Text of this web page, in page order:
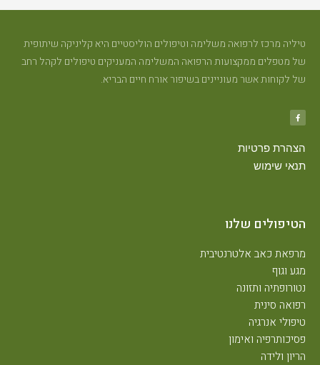
טיליה מרכז לרפואה משלימה וטיפולים הוליסטיים היא קליניקה שיתופית
של מטפלים ממקצועות הרפואה המשלימה המעניקים טיפולים לקהל רחב
של לקוחות אשר מעוניינים בשיפור אורח חיים הבריא.
הצהרת פרטיות
תנאי שימוש
הטיפולים שלנו
מרפאת כאב אלטרנטיבית
מגע וגוף
נטורופתיה ותזונה
רפואה סינית
טיפולי אנרגיה
פסיכותרפיה ואימון
הריון ולידה